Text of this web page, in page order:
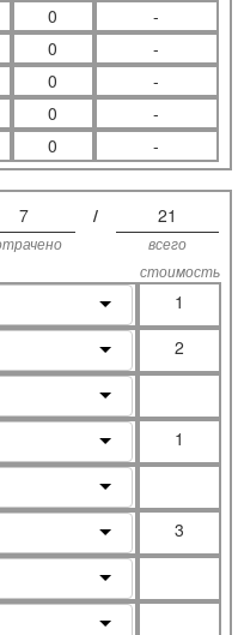
0
-
0
-
0
-
0
-
0 -
7 / 21
всего
стоимость
1
2
1
3